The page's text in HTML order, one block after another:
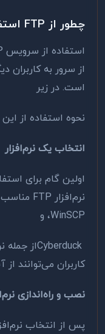
چطور از FTP
استفاده از سرویس
از سرور به کاربران
است. در زیر
نحوه استفاده از
انتخاب یک نرم‌افزار
اولین گام برای
نرم‌افزار FTP مناسب
WinSCP، و
Cyberduckاز جمله
کاربران می‌توانند از
نصب و راه‌اندازی
پس از انتخاب